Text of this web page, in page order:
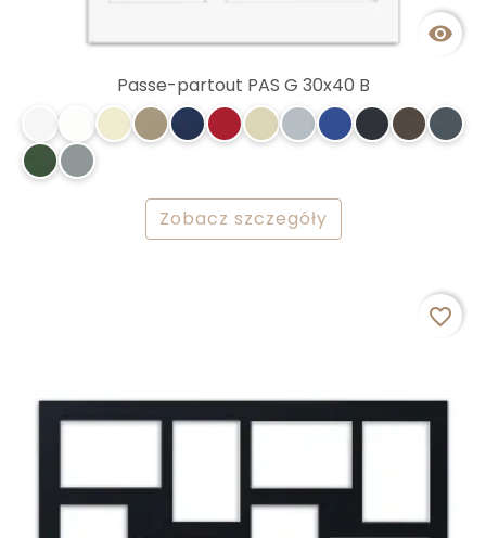

Passe-partout PAS G 30x40 B
Zobacz szczegóły
favorite_border